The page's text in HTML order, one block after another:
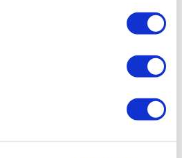
vorm te geven. Samen
en strijden we